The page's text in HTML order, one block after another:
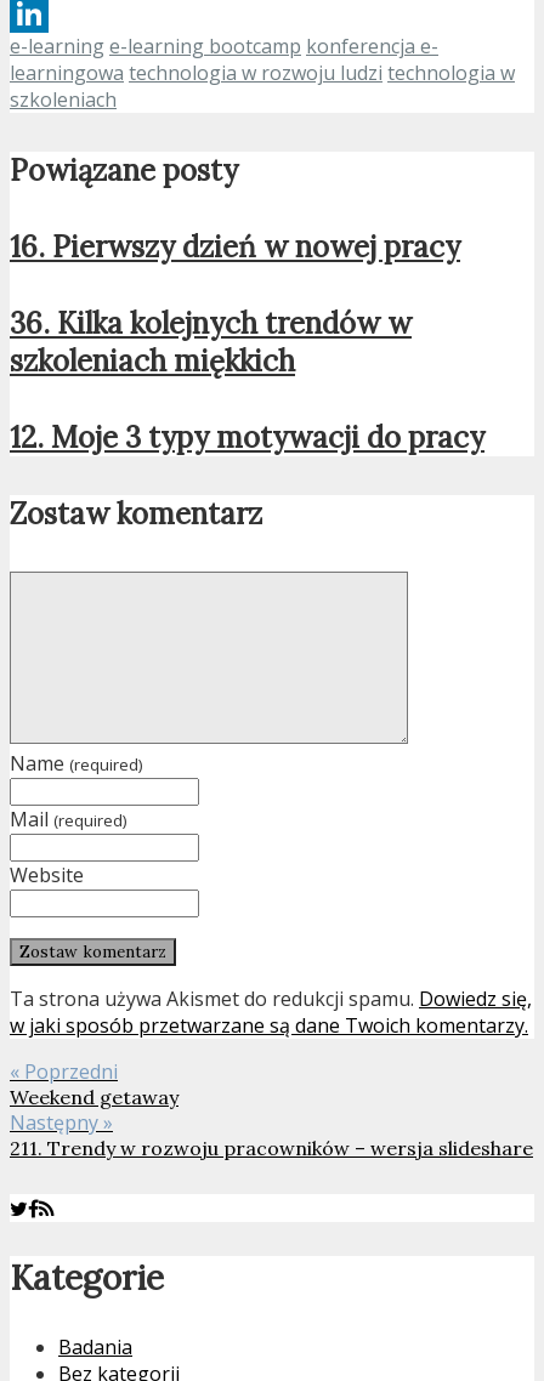
Twitter
LinkedIn
e-learninge-learning bootcamp konferencja e-
learningowa technologia w rozwoju ludzi technologia w
szkoleniach
Powiązane posty
16. Pierwszy dzień w nowej pracy
36. Kilka kolejnych trendów w
szkoleniach miękkich
12. Moje 3 typy motywacji do pracy
Zostaw komentarz
Name (required)
Mail (required)
Website
Ta strona używa Akismet do redukcji spamu. Dowiedz się,
w jaki sposób przetwarzane są dane Twoich komentarzy.
« Poprzedni
Weekend getaway
Następny »
211. Trendy w rozwoju pracowników – wersja slideshare
Kategorie
Badania
Bez kategorii